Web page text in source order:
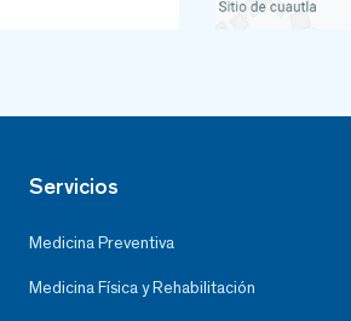
Servicios
Medicina Preventiva
Medicina Física y Rehabilitación